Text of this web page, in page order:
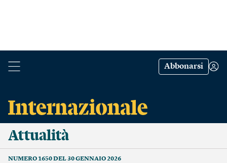
Abbonarsi
Attualità
NUMERO 1650 DEL 30 GENNAIO 2026